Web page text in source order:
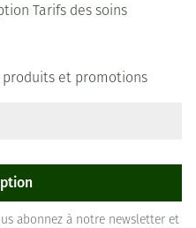
Tarifs des soins
produits et promotions
abonnez à notre newsletter et